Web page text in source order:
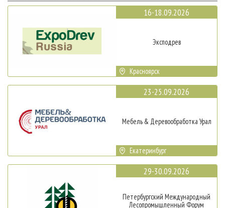
16-18.09.2026
Эксподрев
Красноярск
23-25.09.2026
Мебель & Деревообработка Урал
Екатеринбург
29-30.09.2026
Петербургский Международный
Лесопромышленный Форум